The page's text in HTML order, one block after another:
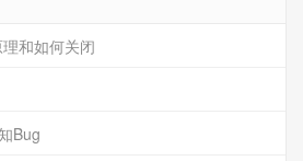
和如何关闭
Bug